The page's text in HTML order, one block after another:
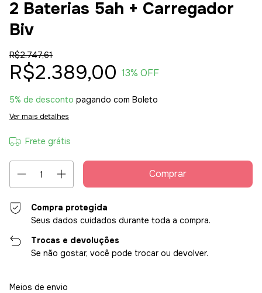
2 Baterias 5ah + Carregador
Biv
R$2.747,61
R$2.389,00 13% OFF
5% de desconto pagando com Boleto
Ver mais detalhes
Frete grátis
Compra protegida
Seus dados cuidados durante toda a compra.
Trocas e devoluções
Se não gostar, você pode trocar ou devolver.
Entregas para o CEP:
Meios de envio